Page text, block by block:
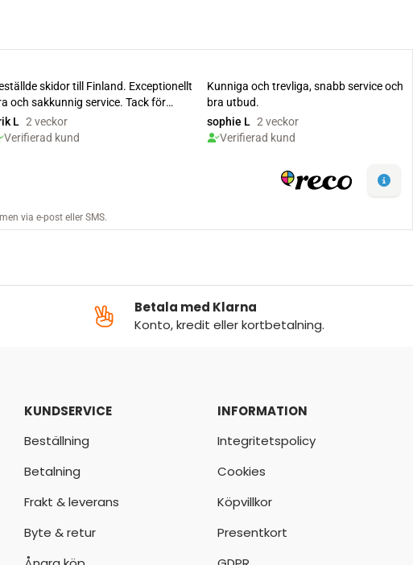
Betala med Klarna
Konto, kredit eller kortbetalning.
KUNDSERVICE
Beställning
Betalning
Frakt & leverans
Byte & retur
INFORMATION
Integritetspolicy
Cookies
Köpvillkor
Presentkort